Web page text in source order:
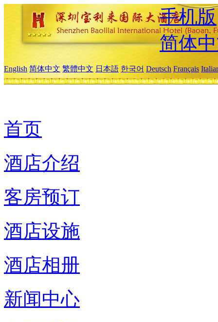
手机版
简体
English 简体中文 繁體中文 日本語 한국어 Deutsch Français
首页
酒店介绍
客房预订
酒店设施
酒店相册
新闻中心